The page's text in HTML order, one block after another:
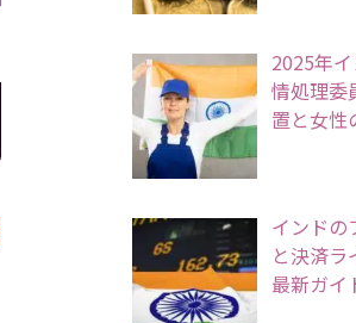
2025年
情処理委
置と女性
インドの
と決済ラ
最新ガイ